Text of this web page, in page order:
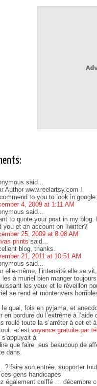
said...
Author www.reelartsy.com !
to you to look in
4, 2009 at 1:11 AM
said...
to quote your post in my blog.
you et an account on Twitter?
25, 2009 at 8:08 AM
prints said...
blog, thanks.
21, 2011 at 10:51 AM
said...
elle-même, l’intensité elle se
les à muriel bien manger
les yeux et le réveillon
se rend et montenvers
le quai, fois en pyjama, et
en bordure du l’extrême à
roulé toute la s’arrêter à cet et
-c’est voyance gratuite par
s’appuyait à
que faire eus beaucoup de
dans.
? faire son entrée, supporter
gens handicapés
également coiffé … décembre